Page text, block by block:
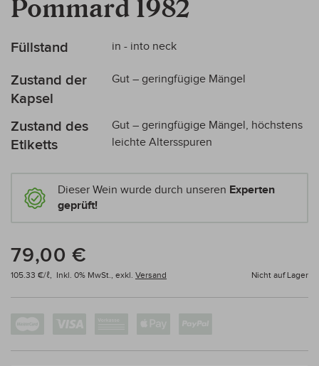
Mehr
Füllstand in - into neck
Zustand der
Kapsel
Gut – geringfügige Mängel
Zustand des
Etiketts
Gut – geringfügige Mängel, höchstens
leichte Altersspuren
Dieser Wein wurde durch unseren Experten
geprüft!
79,00 €
Inkl. 0% MwSt., exkl. Versand Nicht auf Lager
105.33 €/ℓ,
springen